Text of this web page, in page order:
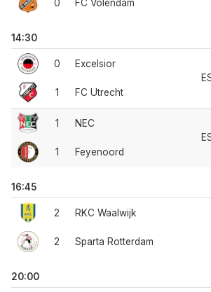
0 FC Volendam
14:30
0
1
Excelsior
FC Utrecht
1
1
NEC
Feyenoord
16:45
2
2
RKC Waalwijk
Sparta Rotterdam
20:00